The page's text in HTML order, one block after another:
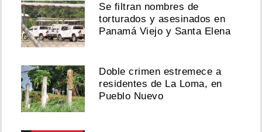
Se filtran nombres de
torturados y asesinados en
Panamá Viejo y Santa Elena
Doble crimen estremece a
residentes de La Loma, en
Pueblo Nuevo